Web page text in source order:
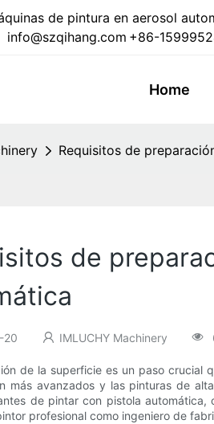
de pintura en aerosol
info@szqihang.com +86-
Home
Requisitos de
de
20 IMLUCHY Machinery
de la superficie es un paso crucial
más avanzados y las pinturas de
de pintar con pistola
profesional como ingeniero de